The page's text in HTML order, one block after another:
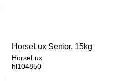
HorseLux Senior, 15kg
HorseLux
hl104850